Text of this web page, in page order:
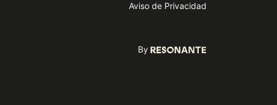
Aviso de Privacidad
By